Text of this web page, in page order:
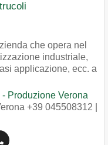
che opera nel
industriale,
applicazione, ecc. a
Produzione Verona
+39 045508312